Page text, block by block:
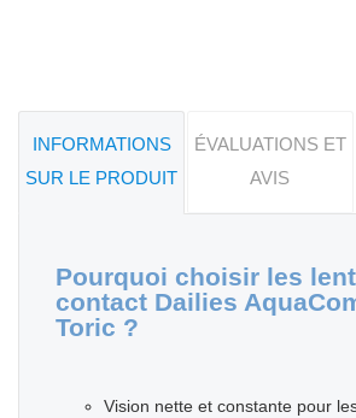
INFORMATIONS
SUR LE PRODUIT
ÉVALUATIONS ET
AVIS
Pourquoi choisir les
contact Dailies
Toric ?
Vision nette et constante pour